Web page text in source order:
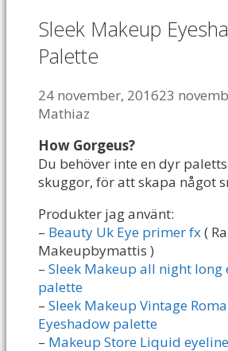
Sleek Makeup
Palette
24 november, 201623
Mathiaz
How Gorgeus?
Du behöver inte en dyr
skuggor, för att skapa något
Produkter jag använt:
– Beauty Uk Eye primer fx(
Makeupbymattis )
– Sleek Makeup all night long
palette
– Sleek Makeup Vintage
Eyeshadow palette
– Makeup Store Liquid